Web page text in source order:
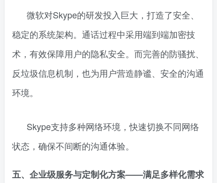
微软对Skype的研发投入巨大，打造了安全、
稳定的系统架构。通话过程中采用端到端加密技
术，有效保障用户的隐私安全。而完善的防骚扰、
反垃圾信息机制，也为用户营造静谧、安全的沟通
环境。
Skype支持多种网络环境，快速切换不同网络
状态，确保不间断的沟通体验。
五、企业级服务与定制化方案——满足多样化需求